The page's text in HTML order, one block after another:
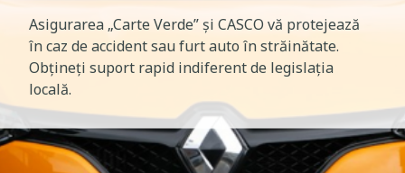
Asigurarea „Carte Verde” și CASCO vă protejează
în caz de accident sau furt auto în străinătate.
Obțineți suport rapid indiferent de legislația
locală.